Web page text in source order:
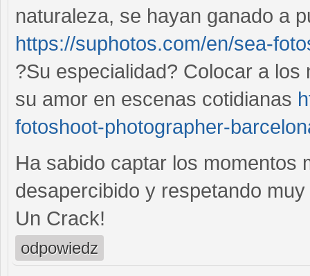
naturaleza, se hayan ganado a
https://suphotos.com/en/sea-
?Su especialidad? Colocar a
su amor en escenas cotidianas
fotoshoot-photographer-
Ha sabido captar los momentos
desapercibido y respetando
Un Crack!
odpowiedz